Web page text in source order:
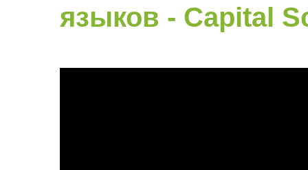
языков - Capital